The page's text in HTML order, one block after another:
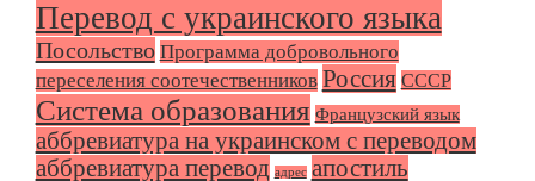
Перевод с украинского языка
Посольство Программа добровольного
переселения соотечественников Россия СССР
Система образования Французский язык
аббревиатура на украинском с переводом
аббревиатура перевод адрес апостиль